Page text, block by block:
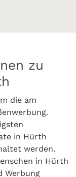
zu
die am
in Hürth
werden.
in Hürth
Werbung